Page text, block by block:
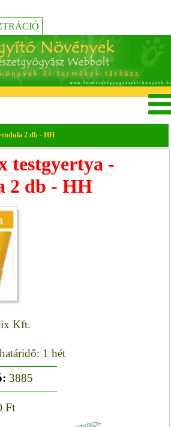
2 db - HH
testgyertya -
2 db - HH
Kft.
1 hét
3885
Ft